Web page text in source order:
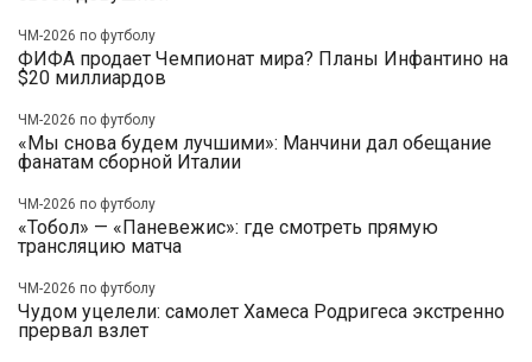
ЧМ-2026 по футболу
ФИФА продает Чемпионат мира? Планы Инфантино на
$20 миллиардов
ЧМ-2026 по футболу
«Мы снова будем лучшими»: Манчини дал обещание
фанатам сборной Италии
ЧМ-2026 по футболу
«Тобол» — «Паневежис»: где смотреть прямую
трансляцию матча
ЧМ-2026 по футболу
Чудом уцелели: самолет Хамеса Родригеса экстренно
прервал взлет